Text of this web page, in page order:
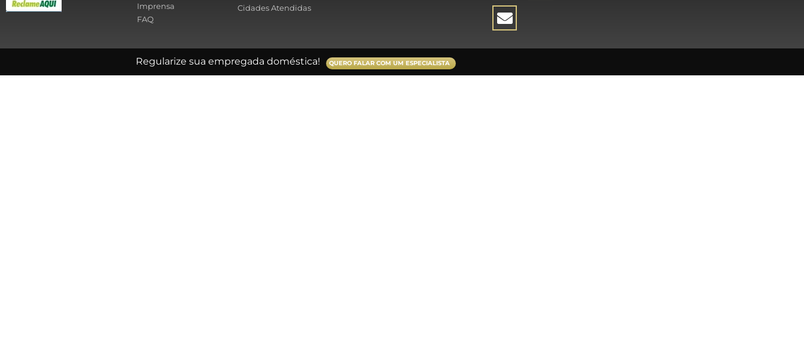
Imprensa
FAQ
Cidades Atendidas
Regularize sua empregada doméstica! QUERO FALAR COM UM ESPECIALISTA